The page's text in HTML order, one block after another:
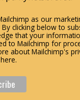
as our
clicking below to
that your
to Mailchimp for
about Mailchimp's